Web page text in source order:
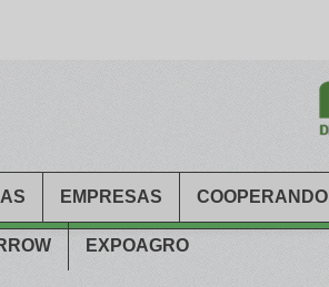
EMPRESAS COOPERANDO
EXPOAGRO